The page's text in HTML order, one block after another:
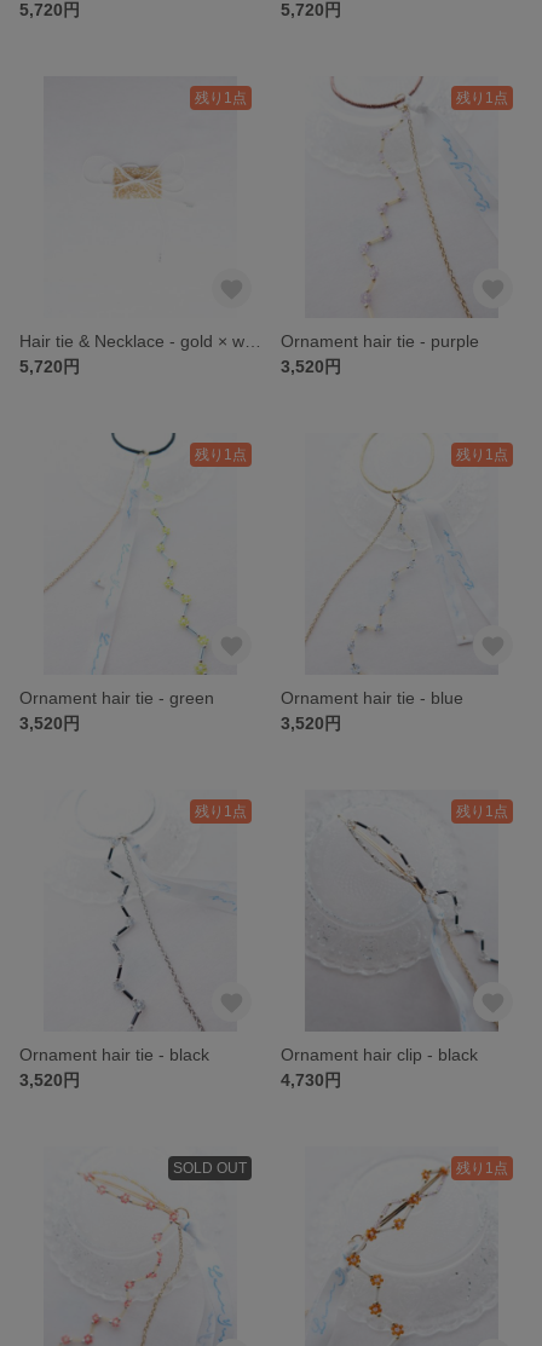
5,720円 5,720円
残り1点
5,720円
残り1点
Ornament hair tie - purple
3,520円
残り1点
Ornament hair tie - green
3,520円
残り1点
Ornament hair tie - blue
3,520円
残り1点
Ornament hair tie - black
3,520円
残り1点
Ornament hair clip - black
4,730円
SOLD OUT 残り1点